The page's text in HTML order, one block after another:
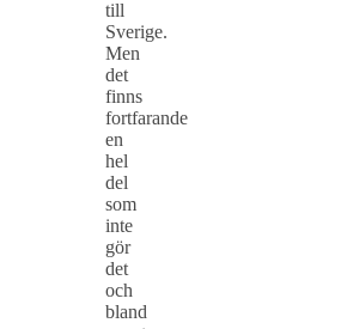
till
Sverige.
Men
det
finns
fortfarande
en
hel
del
som
inte
gör
det
och
bland